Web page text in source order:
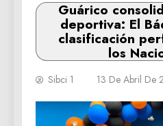
Guárico
deportiva: El
clasificación
los
Sibci 1 13 De Abril De